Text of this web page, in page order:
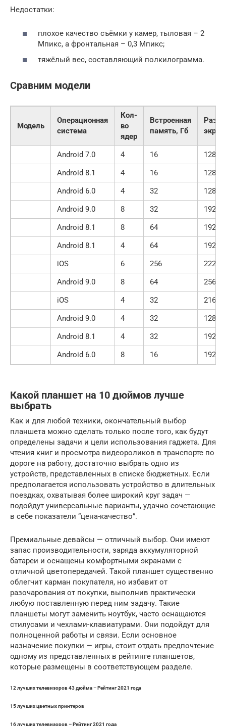
Недостатки:
плохое качество съёмки у камер, тыловая – 2
Мпикс, а фронтальная – 0,3 Мпикс;
тяжёлый вес, составляющий полкилограмма.
Сравним модели
Модель
Операционная
система
Кол-
во
ядер
Встроенная
память, Гб
Android 7.0 4 16
Android 8.1
4 16
Android 6.0
4 32
Android 9.0
8 32
Android 8.1
8 64
Android 8.1
4 64
iOS
6 256
Android 9.0
8 64
iOS
4 32
Android 9.0
4 32
Android 8.1
4 32
Android 6.0
8 16
Какой планшет на 10 дюймов лучше
выбрать
Как и для любой техники, окончательный выбор
планшета можно сделать только после того, как будут
определены задачи и цели использования гаджета. Для
чтения книг и просмотра видеороликов в транспорте по
дороге на работу, достаточно выбрать одно из
устройств, представленных в списке бюджетных. Если
предполагается использовать устройство в длительных
поездках, охватывая более широкий круг задач —
подойдут универсальные варианты, удачно сочетающие
в себе показатели “цена-качество”.
Премиальные девайсы — отличный выбор. Они имеют
запас производительности, заряда аккумуляторной
батареи и оснащены комфортными экранами с
отличной цветопередачей. Такой планшет существенно
облегчит карман покупателя, но избавит от
разочарования от покупки, выполнив практически
любую поставленную перед ним задачу. Такие
планшеты могут заменить ноутбук, часто оснащаются
стилусами и чехлами-клавиатурами. Они подойдут для
полноценной работы и связи. Если основное
назначение покупки — игры, стоит отдать предпочтение
одному из представленных в рейтинге планшетов,
которые размещены в соответствующем разделе.
12 лучших телевизоров 43 дюйма – Рейтинг 2021 года
15 лучших цветных принтеров
16 лучших телевизоров – Рейтинг 2021 года